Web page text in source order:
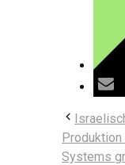
Systems